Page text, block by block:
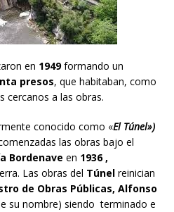
en 1949formando un
presos, que habitaban, como
cercanos a las obras.
conocido como «El Túnel»)
las obras bajo el
Bordenave en 1936 ,
Las obras del Túnel reinician
de Obras Públicas, Alfonso
su nombre) siendo terminado e